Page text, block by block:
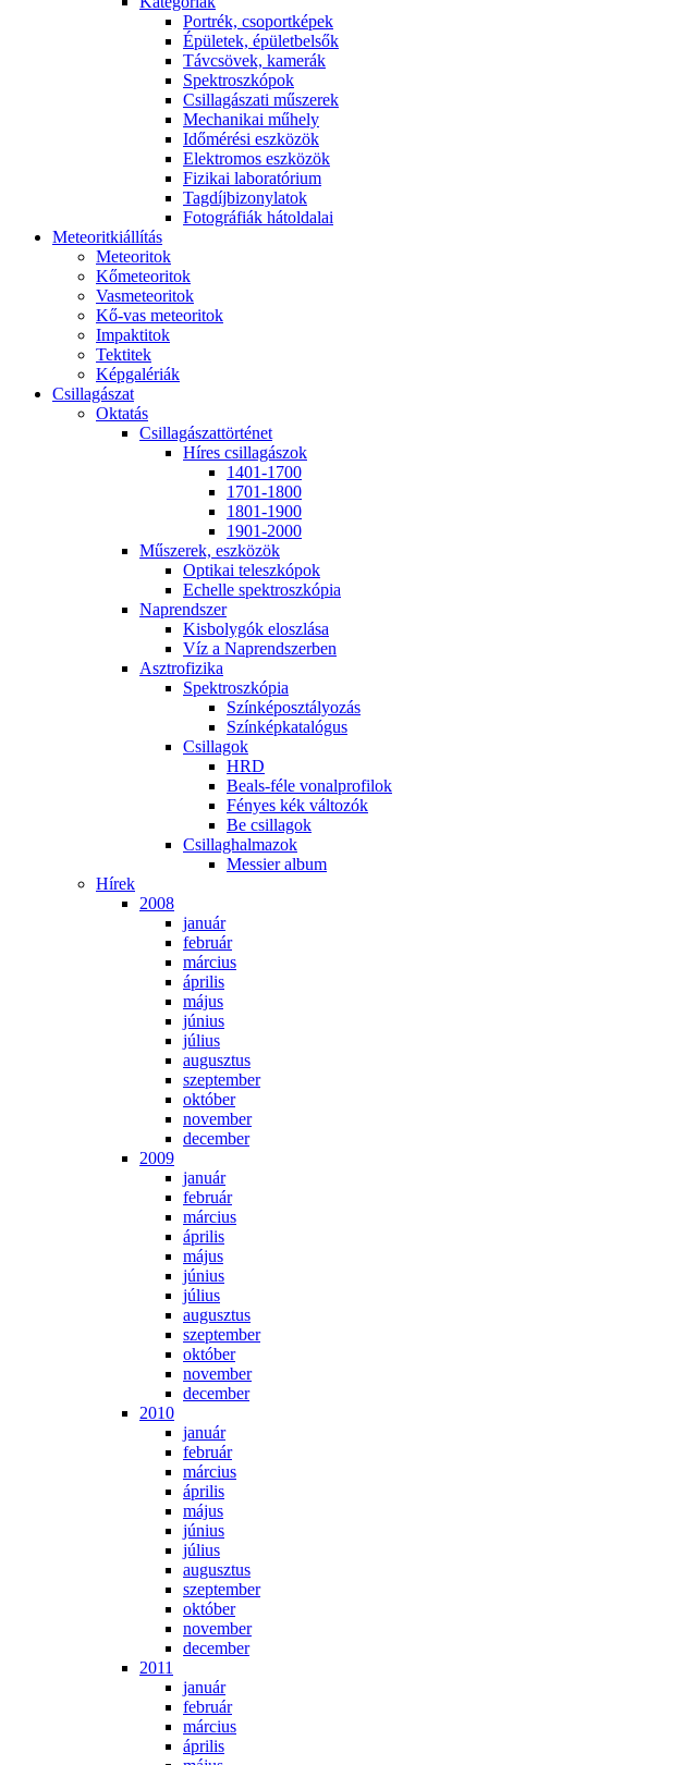
Port­rék, cso­port­ké­pek
Épü­le­tek, épü­let­bel­sők
Táv­csö­vek, ka­me­rák
Spekt­rosz­kó­pok
Csil­la­gá­sza­ti mű­sze­rek
Me­cha­ni­kai mű­hely
Idő­mé­ré­si esz­kö­zök
Elekt­ro­mos esz­kö­zök
Fi­zi­kai la­bo­ra­tó­ri­um
Tag­díj­bi­zony­la­tok
Fo­tog­rá­fi­ák hát­ol­da­lai
Me­te­o­rit­ki­ál­lí­tás
Me­te­o­ri­tok
Kő­me­te­o­ri­tok
Vas­me­te­o­ri­tok
Kő-vas me­te­o­ri­tok
Imp­ak­ti­tok
Tek­ti­tek
Kép­ga­lé­ri­ák
Csil­la­gá­szat
Ok­ta­tás
Csil­la­gá­szat­tör­té­net
Hí­res csil­la­gá­szok
1401-1700
1701-1800
1801-1900
1901-2000
Mű­sze­rek, esz­kö­zök
Op­ti­kai te­lesz­kó­pok
Echel­le spekt­rosz­kó­pia
Nap­rend­szer
Kis­boly­gók el­osz­lá­sa
Víz a Nap­rend­szer­ben
Aszt­ro­fi­zi­ka
Spekt­rosz­kó­pia
Szín­kép­osz­tá­lyo­zás
Szín­kép­ka­ta­ló­gus
Csil­la­gok
HRD
Be­als-fé­le vo­nal­pro­fi­lok
Fé­nyes kék vál­to­zók
Be csil­la­gok
Csil­lag­hal­ma­zok
Mes­si­er al­bum
Hí­rek
2008
ja­nu­ár
feb­ru­ár
már­ci­us
áp­ri­lis
má­jus
jú­ni­us
jú­li­us
au­gusz­tus
szep­tem­ber
ok­tó­ber
no­vem­ber
de­cem­ber
2009
ja­nu­ár
feb­ru­ár
már­ci­us
áp­ri­lis
má­jus
jú­ni­us
jú­li­us
au­gusz­tus
szep­tem­ber
ok­tó­ber
no­vem­ber
de­cem­ber
2010
ja­nu­ár
feb­ru­ár
már­ci­us
áp­ri­lis
má­jus
jú­ni­us
jú­li­us
au­gusz­tus
szep­tem­ber
ok­tó­ber
no­vem­ber
de­cem­ber
2011
ja­nu­ár
feb­ru­ár
már­ci­us
áp­ri­lis